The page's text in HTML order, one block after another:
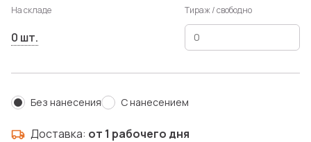
На складе Тираж / свободно
0 шт.
Без нанесения С нанесением
Доставка: от 1 рабочего дня